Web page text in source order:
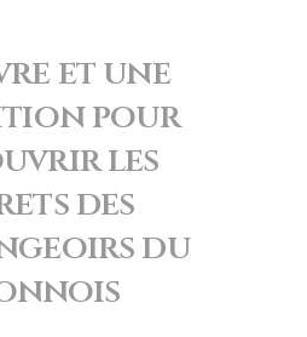
et une
pour
les
des
du